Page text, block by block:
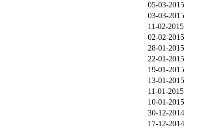
05-03-2015
03-03-2015
11-02-2015
02-02-2015
28-01-2015
22-01-2015
19-01-2015
13-01-2015
11-01-2015
10-01-2015
30-12-2014
17-12-2014